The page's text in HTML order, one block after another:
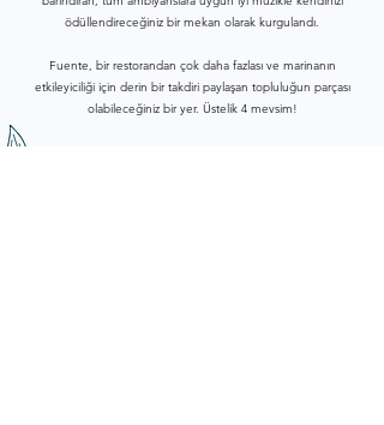
ödüllendireceğiniz bir mekan olarak kurgulandı.
Fuente, bir restorandan çok daha fazlası ve marinanın
etkileyiciliği için derin bir takdiri paylaşan topluluğun parçası
olabileceğiniz bir yer. Üstelik 4 mevsim!